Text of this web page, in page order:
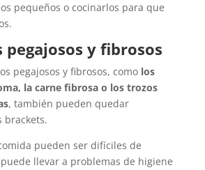
pequeños o cocinarlos para que
y fibrosos
pegajosos y fibrosos, comolos
la carne fibrosa o los trozos
, también pueden quedar
brackets.
pueden ser difíciles de
llevar a problemas de higiene